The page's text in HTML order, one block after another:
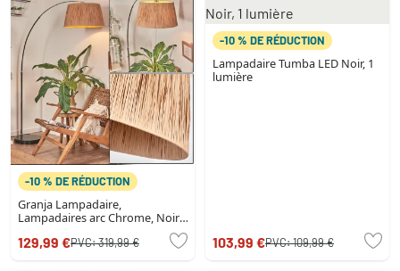
-10 % DE RÉDUCTION
Granja Lampadaire,
Lampadaires arc Chrome, Noir,
129,99 €PVC:319,99 €
-10 % DE RÉDUCTION
Lampadaire Tumba LED Noir, 1
lumière
103,99 €PVC:109,99 €